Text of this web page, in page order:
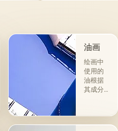
油画
绘画中
使用的
油根据
其成分
组。 第
一类包